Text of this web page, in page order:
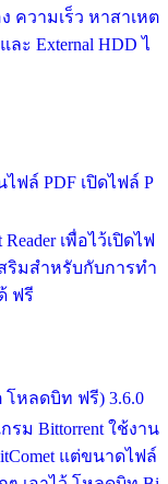
ความเร็ว หาสาเหต
ะ External HDD ไ
ไฟล์ PDF เปิดไฟล์ P
เพื่อไว้เปิดไฟ
สริมสำหรับกับการทำ
ฟรี
โหลดบิท ฟรี) 3.6.0
รม Bittorrent ใช้งาน
แต่ขนาดไฟล์